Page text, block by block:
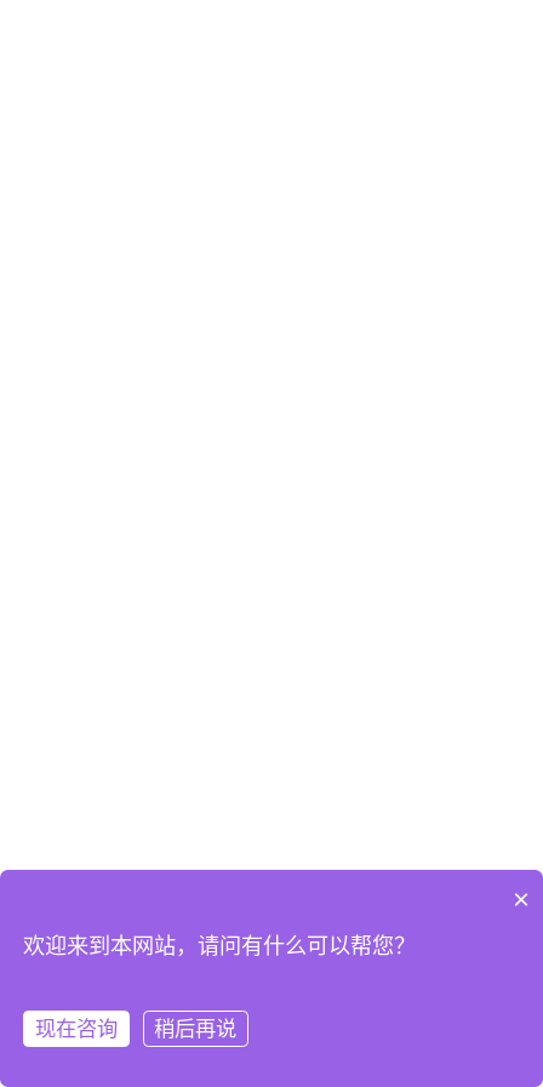
×
欢迎来到本网站，请问有什么可以帮您？
现在咨询 稍后再说